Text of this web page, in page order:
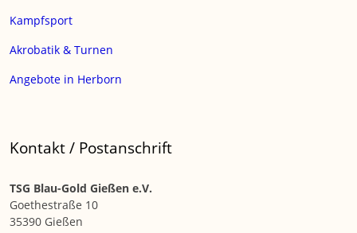
Kampfsport
Akrobatik & Turnen
Angebote in Herborn
Kontakt / Postanschrift
TSG Blau-Gold Gießen e.V.
Goethestraße 10
35390 Gießen